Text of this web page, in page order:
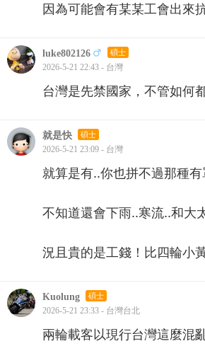
因為可能會有某某工會出來
luke802126 碩士
2026-5-21 22:43 - 台灣
台灣是先禁國家，不管如何
就是快 碩士
2026-5-21 23:09 - 台灣
就算是有..你也拼不過那種有
不知道還會下雨..寒流..和大
況且貴的是工錢！比四輪小
Kuolung 碩士
2026-5-21 23:33 - 台灣台北
兩輪載客以現行台灣這麼混